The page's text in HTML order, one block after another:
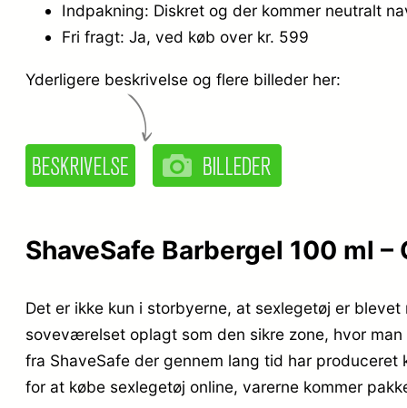
Indpakning: Diskret og der kommer neutralt
Fri fragt: Ja, ved køb over kr. 599
Yderligere beskrivelse og flere billeder her:
ShaveSafe Barbergel 100 ml –
Det er ikke kun i storbyerne, at sexlegetøj er
soveværelset oplagt som den sikre zone, hvor
fra ShaveSafe der gennem lang tid har
for at købe sexlegetøj online, varerne kommer